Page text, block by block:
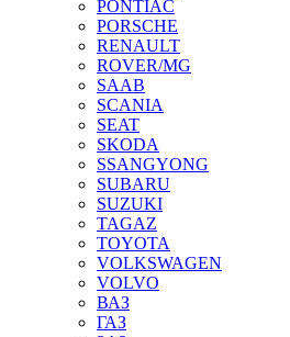
PONTIAC
PORSCHE
RENAULT
ROVER/MG
SAAB
SCANIA
SEAT
SKODA
SSANGYONG
SUBARU
SUZUKI
TAGAZ
TOYOTA
VOLKSWAGEN
VOLVO
ВАЗ
ГАЗ